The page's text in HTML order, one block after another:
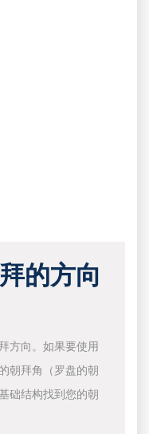
的方向
方向。如果要使用
朝拜角（罗盘的朝
础结构找到您的朝